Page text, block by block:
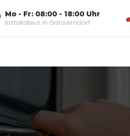
Mo - Fr: 08:00 - 18:00 Uhr
Installateur in Gänserndorf